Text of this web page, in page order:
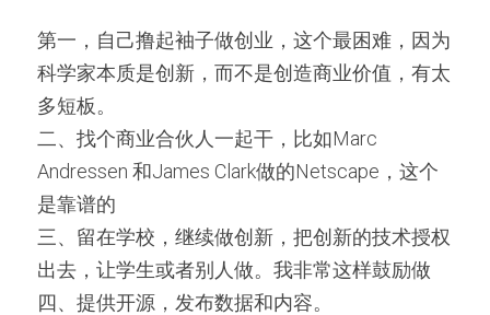
第一，自己撸起袖子做创业，这个最困难，因为
科学家本质是创新，而不是创造商业价值，有太
多短板。
二、找个商业合伙人一起干，比如Marc
Andressen 和James Clark做的Netscape，这个
是靠谱的
三、留在学校，继续做创新，把创新的技术授权
出去，让学生或者别人做。我非常这样鼓励做
四、提供开源，发布数据和内容。